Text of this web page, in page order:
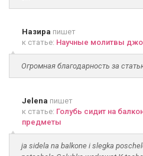
Назира пишет
к статье: Научные молитвы
Огромная благодарность за
Jelena пишет
к статье: Голубь сидит на
предметы
ja sidela na balkone i slegka